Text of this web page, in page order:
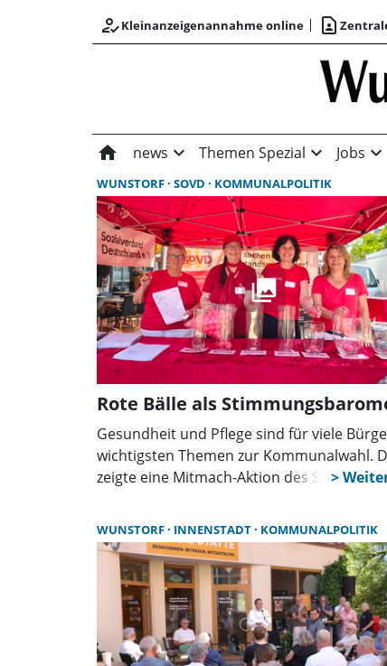
how_to_regKleinanzeigenannahme online contact_page
home news expand_more Themen Spezial expand_more Jobs expand_more
WUNSTORF SOVD KOMMUNALPOLITIK
Rote Bälle als
Gesundheit und Pflege sind für viele
wichtigsten Themen zur Kommunalwahl.
zeigte eine Mitmach-Aktion des
Prioritäten ab und suchten das Gespräch
den Ehrenamtlichen.
WUNSTORF INNENSTADT KOMMUNALPOLITIK